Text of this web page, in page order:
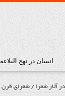
انسان در نهج البلاغه
آثار شعرا / شعرای قرن 5و6